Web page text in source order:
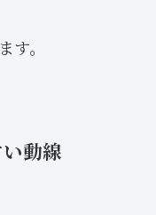
。
動線